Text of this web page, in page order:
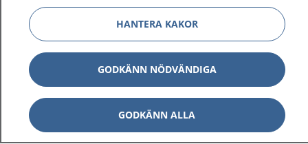
1177 på flera språk Visa
Visa
Kontakt Visa
HANTERA KAKOR
GODKÄNN NÖDVÄNDIGA
GODKÄNN ALLA